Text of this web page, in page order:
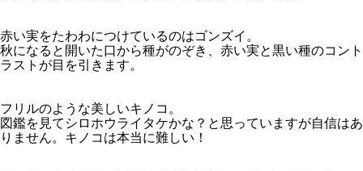
赤い実をたわわにつけているのはゴンズイ。
秋になると開いた口から種がのぞき、赤い実と黒い種のコント
ラストが目を引きます。
フリルのような美しいキノコ。
図鑑を見てシロホウライタケかな？と思っていますが自信はあ
りません。キノコは本当に難しい！